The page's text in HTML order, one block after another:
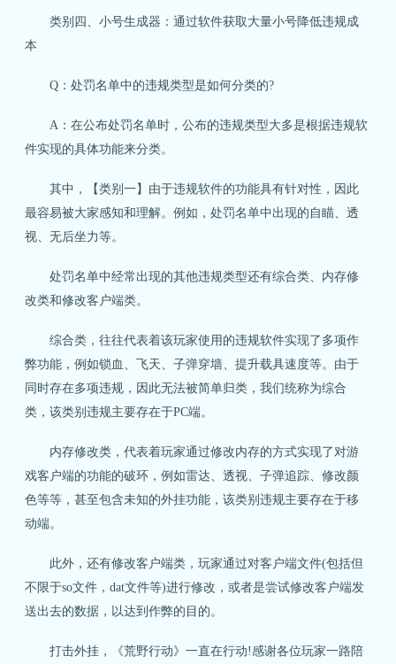
类别四、小号生成器：通过软件获取大量小号降低违规成
本
Q：处罚名单中的违规类型是如何分类的?
A：在公布处罚名单时，公布的违规类型大多是根据违规软
件实现的具体功能来分类。
其中，【类别一】由于违规软件的功能具有针对性，因此
最容易被大家感知和理解。例如，处罚名单中出现的自瞄、透
视、无后坐力等。
处罚名单中经常出现的其他违规类型还有综合类、内存修
改类和修改客户端类。
综合类，往往代表着该玩家使用的违规软件实现了多项作
弊功能，例如锁血、飞天、子弹穿墙、提升载具速度等。由于
同时存在多项违规，因此无法被简单归类，我们统称为综合
类，该类别违规主要存在于PC端。
内存修改类，代表着玩家通过修改内存的方式实现了对游
戏客户端的功能的破环，例如雷达、透视、子弹追踪、修改颜
色等等，甚至包含未知的外挂功能，该类别违规主要存在于移
动端。
此外，还有修改客户端类，玩家通过对客户端文件(包括但
不限于so文件，dat文件等)进行修改，或者是尝试修改客户端发
送出去的数据，以达到作弊的目的。
打击外挂，《荒野行动》一直在行动!感谢各位玩家一路陪